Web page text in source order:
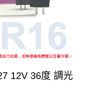
12V 36度 調光